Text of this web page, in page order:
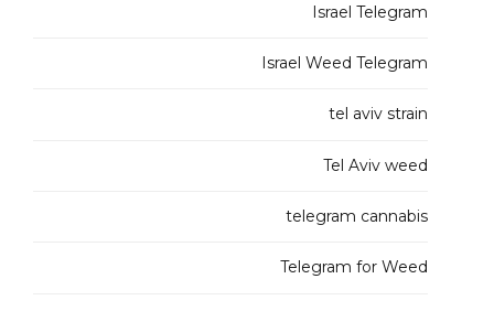
Israel Telegram
Israel Weed Telegram
tel aviv strain
Tel Aviv weed
telegram cannabis
Telegram for Weed